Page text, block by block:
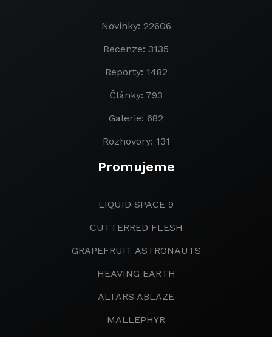
Novinky: 22606
Recenze: 3135
Reporty: 1482
Články: 793
Galerie: 682
Rozhovory: 131
Promujeme
LIQUID SPACE 9
CUTTERRED FLESH
GRAPEFRUIT ASTRONAUTS
HEAVING EARTH
ALTARS ABLAZE
MALLEPHYR